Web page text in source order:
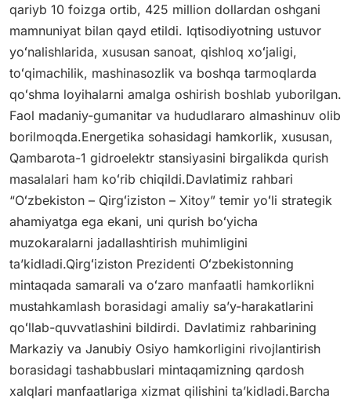
qariyb 10 foizga ortib, 425 million dollardan oshgani
mamnuniyat bilan qayd etildi. Iqtisodiyotning ustuvor
yoʻnalishlarida, xususan sanoat, qishloq xoʻjaligi,
toʻqimachilik, mashinasozlik va boshqa tarmoqlarda
qoʻshma loyihalarni amalga oshirish boshlab yuborilgan.
Faol madaniy-gumanitar va hududlararo almashinuv olib
borilmoqda.Energetika sohasidagi hamkorlik, xususan,
Qambarota-1 gidroelektr stansiyasini birgalikda qurish
masalalari ham koʻrib chiqildi.Davlatimiz rahbari
“Oʻzbekiston – Qirgʻiziston – Xitoy” temir yoʻli strategik
ahamiyatga ega ekani, uni qurish boʻyicha
muzokaralarni jadallashtirish muhimligini
taʼkidladi.Qirgʻiziston Prezidenti Oʻzbekistonning
mintaqada samarali va oʻzaro manfaatli hamkorlikni
mustahkamlash borasidagi amaliy saʼy-harakatlarini
qoʻllab-quvvatlashini bildirdi. Davlatimiz rahbarining
Markaziy va Janubiy Osiyo hamkorligini rivojlantirish
borasidagi tashabbuslari mintaqamizning qardosh
xalqlari manfaatlariga xizmat qilishini taʼkidladi.Barcha